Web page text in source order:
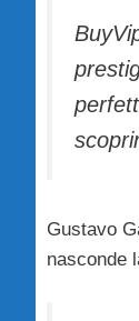
Gustavo
nasconde